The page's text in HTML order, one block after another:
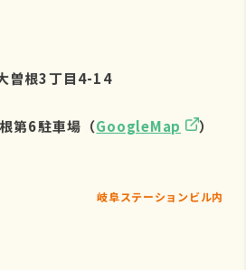
曽根3丁目4-14
第6駐車場（GoogleMap
）
岐阜ステーションビル内